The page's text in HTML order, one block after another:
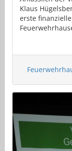
Klaus
erste